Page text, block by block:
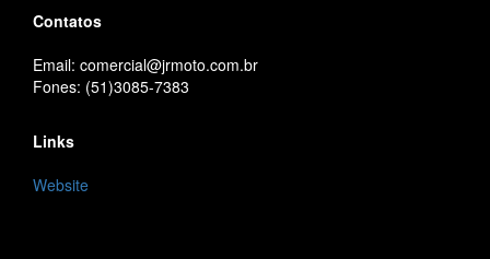
Contatos
Email: comercial@jrmoto.com.br
Fones: (51)3085-7383
Links
Website